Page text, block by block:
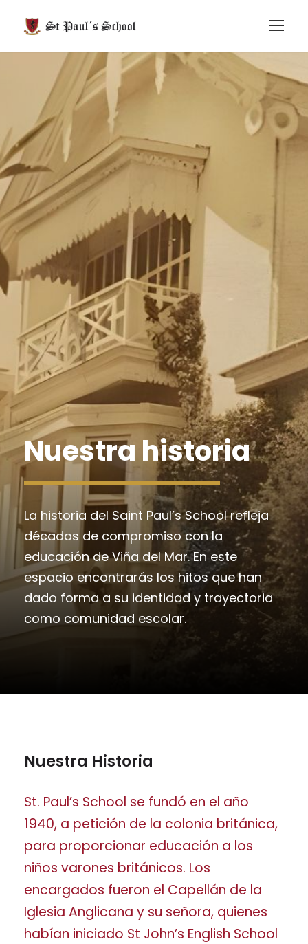
Nuestra historia
La historia del Saint Paul’s School refleja
décadas de compromiso con la
educación de Viña del Mar. En este
espacio encontrarás los hitos que han
dado forma a su identidad y trayectoria
como comunidad escolar.
Nuestra Historia
St. Paul’s School se fundó en el año
1940, a petición de la colonia británica,
para proporcionar educación a los
niños varones británicos. Los
encargados fueron el Capellán de la
Iglesia Anglicana y su señora, quienes
habían iniciado St John’s English School